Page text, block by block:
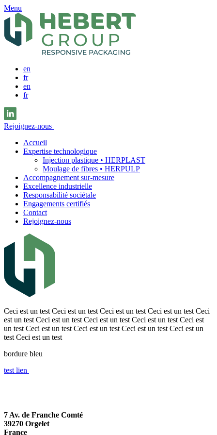
Menu
en
fr
en
fr
Rejoignez-nous
Accueil
Expertise technologique
Injection plastique • HERPLAST
Moulage de fibres • HERPULP
Accompagnement sur-mesure
Excellence industrielle
Responsabilité sociétale
Engagements certifiés
Contact
Rejoignez-nous
Ceci est un test Ceci est un test Ceci est un test Ceci est un test Ceci
est un test Ceci est un test Ceci est un test Ceci est un test Ceci est
un test Ceci est un test Ceci est un test Ceci est un test Ceci est un
test Ceci est un test
bordure bleu
test lien
7 Av. de Franche Comté
39270 Orgelet
France